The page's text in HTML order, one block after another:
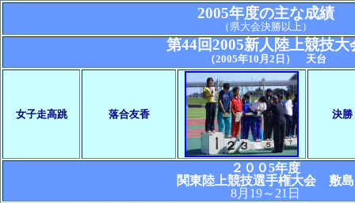
2005年度の主な成績
（県大会決勝以上）
第44回2005新人陸上競技大
（2005年10月2日） 天台
女子走高跳 落合友香 決勝
２００5年度
関東陸上競技選手権大会 敷島
8月19～21日